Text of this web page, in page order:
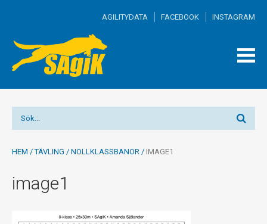
AGILITYDATA FACEBOOK INSTAGRAM
HEM /TÄVLING / NOLLKLASSBANOR / IMAGE1
image1